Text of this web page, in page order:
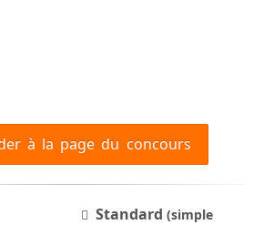
à la page du concours
Standard (simple